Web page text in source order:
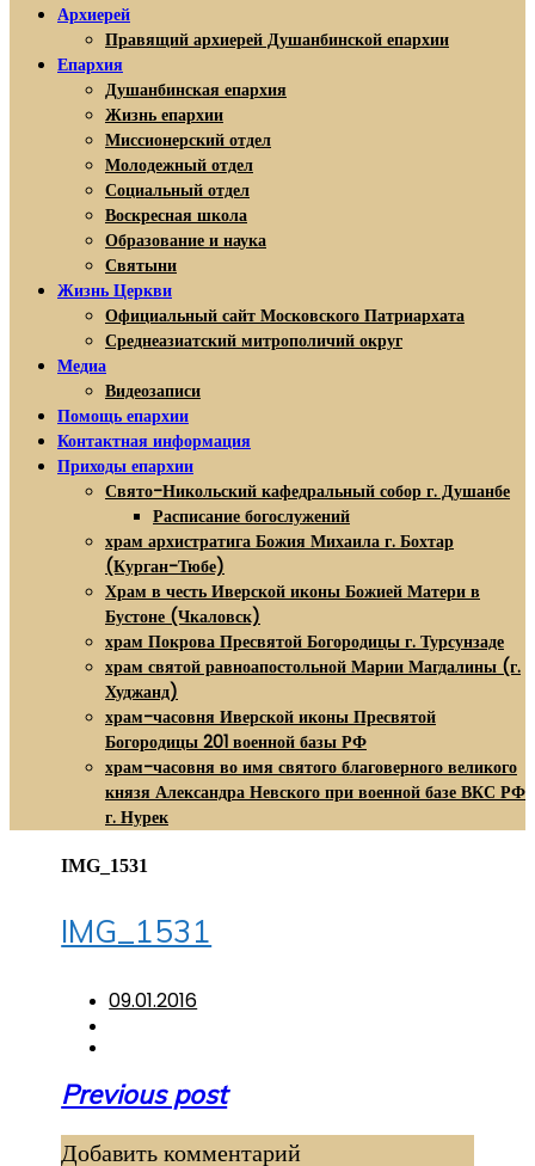
Архиерей
Правящий архиерей Душанбинской епархии
Епархия
Душанбинская епархия
Жизнь епархии
Миссионерский отдел
Молодежный отдел
Социальный отдел
Воскресная школа
Образование и наука
Святыни
Жизнь Церкви
Официальный сайт Московского Патриархата
Среднеазиатский митрополичий округ
Медиа
Видеозаписи
Помощь епархии
Контактная информация
Приходы епархии
Свято-Никольский кафедральный собор г. Душанбе
Расписание богослужений
храм архистратига Божия Михаила г. Бохтар
(Курган-Тюбе)
Храм в честь Иверской иконы Божией Матери в
Бустоне (Чкаловск)
храм Покрова Пресвятой Богородицы г. Турсунзаде
храм святой равноапостольной Марии Магдалины (г.
Худжанд)
храм-часовня Иверской иконы Пресвятой
Богородицы 201 военной базы РФ
храм-часовня во имя святого благоверного великого
князя Александра Невского при военной базе ВКС РФ
г. Нурек
IMG_1531
IMG_1531
09.01.2016
Навигация
записям
Previous post
Добавить комментарий